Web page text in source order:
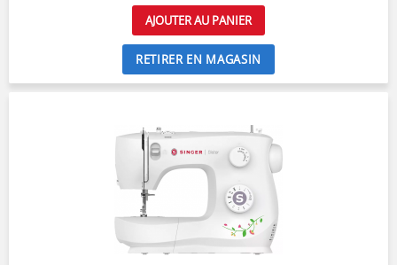
AJOUTER AU PANIER
RETIRER EN MAGASIN